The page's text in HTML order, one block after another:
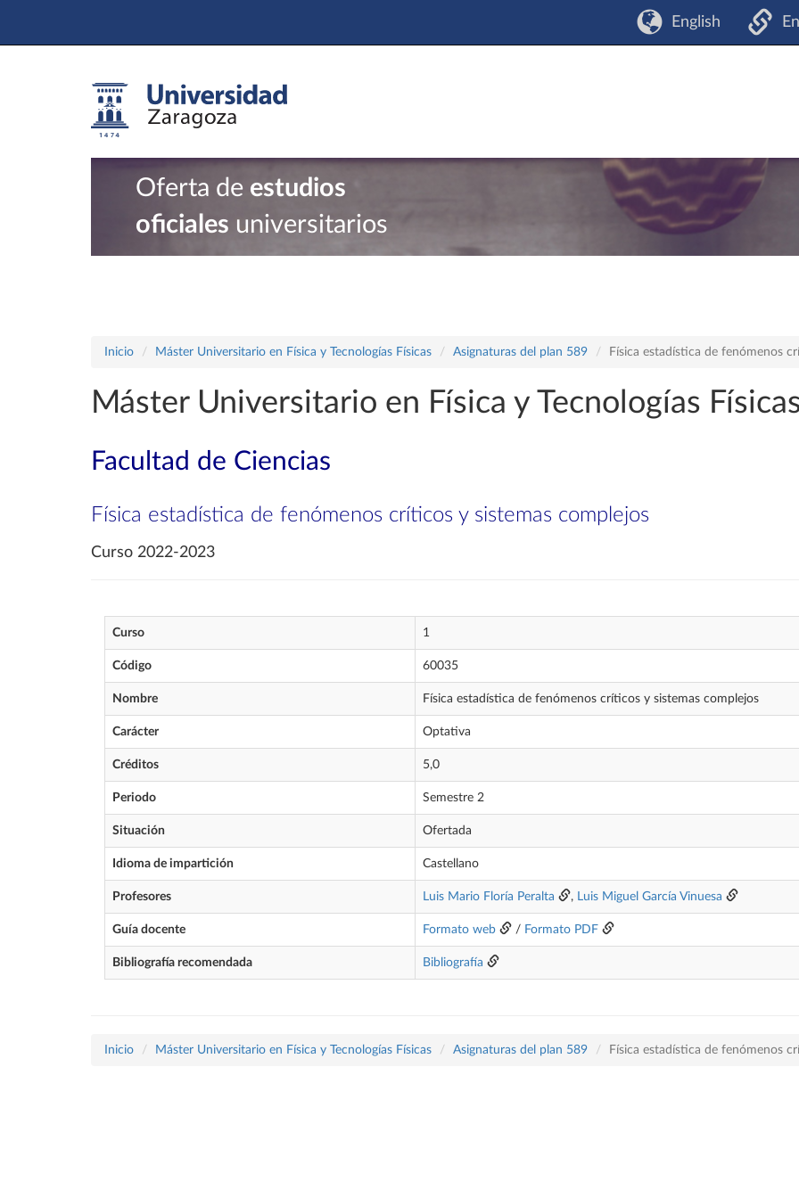
English
Oferta de estudios
oficiales universitarios
Inicio Máster Universitario en Física y Tecnologías Físicas Asignaturas del plan 589 Física estadística de fenómenos
Máster Universitario en Física y Tecnologías
Facultad de Ciencias
Física estadística de fenómenos críticos y sistemas complejos
Curso 2022-2023
Curso 1
Código 60035
Nombre Física estadística de fenómenos críticos y sistemas complejos
Carácter Optativa
Créditos 5,0
Periodo Semestre 2
Situación Ofertada
Idioma de impartición Castellano
Profesores Luis Mario Floría Peralta , Luis Miguel García Vinuesa
Guía docente Formato web / Formato PDF
Bibliografía recomendada Bibliografía
Inicio Máster Universitario en Física y Tecnologías Físicas Asignaturas del plan 589 Física estadística de fenómenos